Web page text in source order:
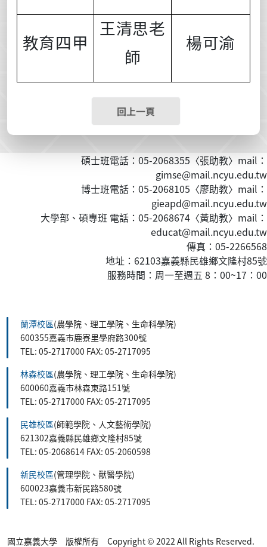
教育四甲
王清思老
師
楊可渝
回上一頁
碩士班電話：05-2068355〈張助教〉mail：
gimse@mail.ncyu.edu.tw
博士班電話：05-2068105〈廖助教〉mail：
gieapd@mail.ncyu.edu.tw
大學部、碩專班 電話：05-2068674〈黃助教〉mail：
educat@mail.ncyu.edu.tw
傳真：05-2266568
地址：62103嘉義縣民雄鄉文隆村85號
服務時間：周一至週五 8：00~17：00
蘭潭校區(農學院、理工學院、生命科學院)
600355嘉義市鹿寮里學府路300號
TEL: 05-2717000 FAX: 05-2717095
林森校區(農學院、理工學院、生命科學院)
600060嘉義市林森東路151號
TEL: 05-2717000 FAX: 05-2717095
民雄校區(師範學院、人文藝術學院)
621302嘉義縣民雄鄉文隆村85號
TEL: 05-2068614 FAX: 05-2060598
新民校區(管理學院、獸醫學院)
600023嘉義市新民路580號
TEL: 05-2717000 FAX: 05-2717095
國立嘉義大學 版權所有 Copyright © 2022 All Rights Reserved.